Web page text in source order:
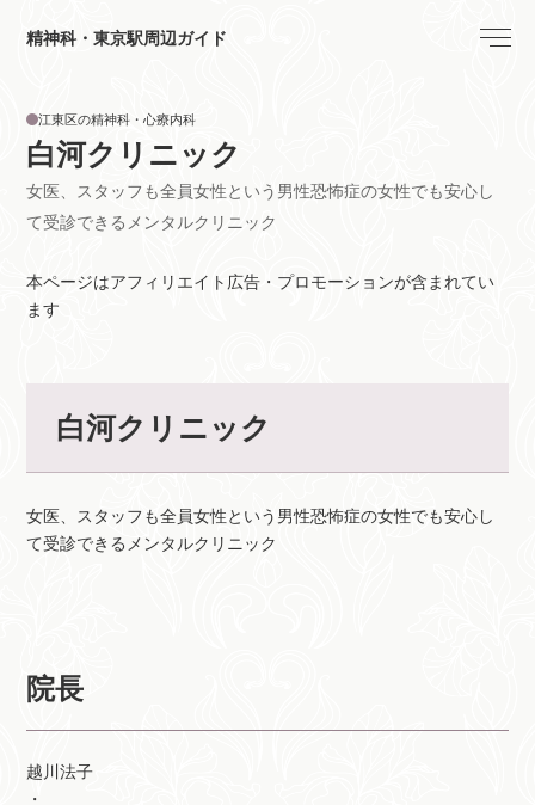
精神科・東京駅周辺ガイド
白河クリニック
女医、スタッフも全員女性という男性恐怖症の女性でも安心し
て受診できるメンタルクリニック
江東区の精神科・心療内科
本ページはアフィリエイト広告・プロモーションが含まれてい
ます
白河クリニック
女医、スタッフも全員女性という男性恐怖症の女性でも安心し
て受診できるメンタルクリニック
院長
越川法子
・